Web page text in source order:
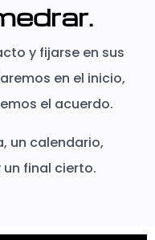
y fijarse en sus
en el inicio,
el acuerdo.
un calendario,
final cierto.